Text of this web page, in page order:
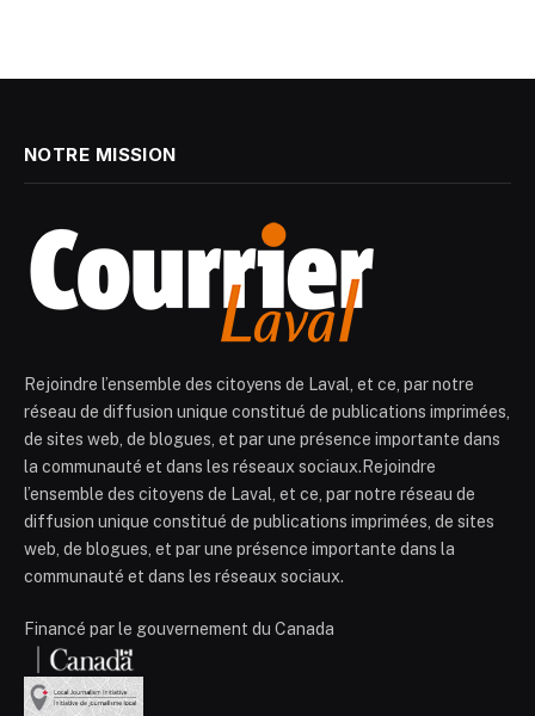
NOTRE MISSION
Rejoindre l’ensemble des citoyens de Laval, et ce, par notre
réseau de diffusion unique constitué de publications imprimées,
de sites web, de blogues, et par une présence importante dans
la communauté et dans les réseaux sociaux.Rejoindre
l’ensemble des citoyens de Laval, et ce, par notre réseau de
diffusion unique constitué de publications imprimées, de sites
web, de blogues, et par une présence importante dans la
communauté et dans les réseaux sociaux.
Financé par le gouvernement du Canada